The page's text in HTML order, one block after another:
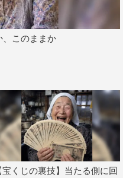
、このままか
宝くじの裏技】当たる側に回